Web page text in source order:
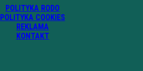
POLITYKA RODO
POLITYKA COOKIES
REKLAMA
KONTAKT